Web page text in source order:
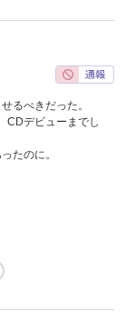
るべきだった。
CDデビューまでし
たのに。